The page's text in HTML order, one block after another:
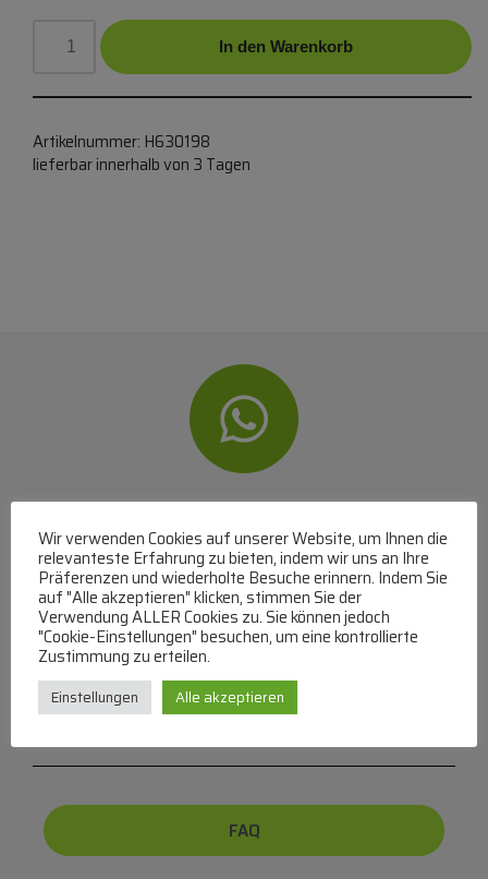
In den Warenkorb
Artikelnummer: H630198
lieferbar innerhalb von 3 Tagen
WhatsApp
Mit WhatsApp Kontakt mit dem Service Team
aufnehmen
(MO-DO 8-17, FR 8-15 Uhr,+43 1 267 67 60
Bei uns können Sie bezahlen per:
Überweisung
PayPal
FAQ
Wir verwenden Cookies auf unserer Website, um Ihnen die
relevanteste Erfahrung zu bieten, indem wir uns an Ihre
Präferenzen und wiederholte Besuche erinnern. Indem Sie
auf "Alle akzeptieren" klicken, stimmen Sie der
Verwendung ALLER Cookies zu. Sie können jedoch
"Cookie-Einstellungen" besuchen, um eine kontrollierte
Zustimmung zu erteilen.
Einstellungen Alle akzeptieren